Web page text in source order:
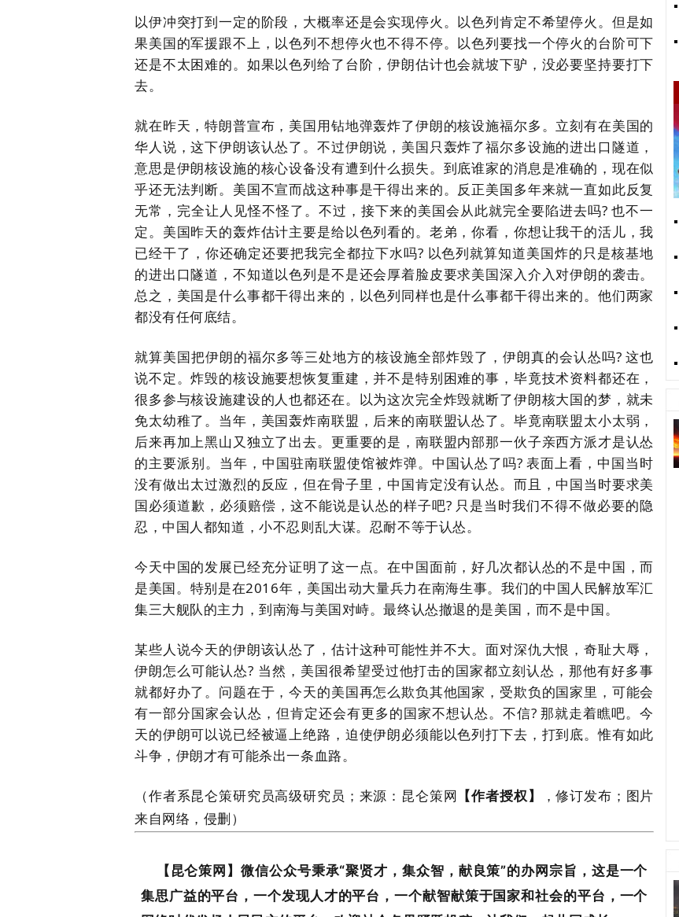
以伊冲突打到一定的阶段，大概率还是会实现停火。以色列肯定不希望停火。但是如
果美国的军援跟不上，以色列不想停火也不得不停。以色列要找一个停火的台阶可下
还是不太困难的。如果以色列给了台阶，伊朗估计也会就坡下驴，没必要坚持要打下
去。
就在昨天，特朗普宣布，美国用钻地弹轰炸了伊朗的核设施福尔多。立刻有在美国的
华人说，这下伊朗该认怂了。不过伊朗说，美国只轰炸了福尔多设施的进出口隧道，
意思是伊朗核设施的核心设备没有遭到什么损失。到底谁家的消息是准确的，现在似
乎还无法判断。美国不宣而战这种事是干得出来的。反正美国多年来就一直如此反复
无常，完全让人见怪不怪了。不过，接下来的美国会从此就完全要陷进去吗?也不一
定。美国昨天的轰炸估计主要是给以色列看的。老弟，你看，你想让我干的活儿，我
已经干了，你还确定还要把我完全都拉下水吗? 以色列就算知道美国炸的只是核基地
的进出口隧道，不知道以色列是不是还会厚着脸皮要求美国深入介入对伊朗的袭击。
总之，美国是什么事都干得出来的，以色列同样也是什么事都干得出来的。他们两家
都没有任何底结。
就算美国把伊朗的福尔多等三处地方的核设施全部炸毁了，伊朗真的会认怂吗?这也
说不定。炸毁的核设施要想恢复重建，并不是特别困难的事，毕竟技术资料都还在，
很多参与核设施建设的人也都还在。以为这次完全炸毁就断了伊朗核大国的梦，就未
免太幼稚了。当年，美国轰炸南联盟，后来的南联盟认怂了。毕竟南联盟太小太弱，
后来再加上黑山又独立了出去。更重要的是，南联盟内部那一伙子亲西方派才是认怂
的主要派别。当年，中国驻南联盟使馆被炸弹。中国认怂了吗?表面上看，中国当时
没有做出太过激烈的反应，但在骨子里，中国肯定没有认怂。而且，中国当时要求美
国必须道歉，必须赔偿，这不能说是认怂的样子吧? 只是当时我们不得不做必要的隐
忍，中国人都知道，小不忍则乱大谋。忍耐不等于认怂。
今天中国的发展已经充分证明了这一点。在中国面前，好几次都认怂的不是中国，而
是美国。特别是在2016年，美国出动大量兵力在南海生事。我们的中国人民解放军汇
集三大舰队的主力，到南海与美国对峙。最终认怂撤退的是美国，而不是中国。
某些人说今天的伊朗该认怂了，估计这种可能性并不大。面对深仇大恨，奇耻大辱，
伊朗怎么可能认怂? 当然，美国很希望受过他打击的国家都立刻认怂，那他有好多事
就都好办了。问题在于，今天的美国再怎么欺负其他国家，受欺负的国家里，可能会
有一部分国家会认怂，但肯定还会有更多的国家不想认怂。不信?那就走着瞧吧。今
天的伊朗可以说已经被逼上绝路，迫使伊朗必须能以色列打下去，打到底。惟有如此
斗争，伊朗才有可能杀出一条血路。
（作者系昆仑策研究员高级研究员；来源： 昆仑策网 【作者授权】 ，修订发布； 图片
来自网络，侵删）
【昆仑策网】微信公众号秉承“聚贤才，集众智，献良策”的办网宗旨，这是一个
集思广益的平台，一个发现人才的平台，一个献智献策于国家和社会的平台，一个